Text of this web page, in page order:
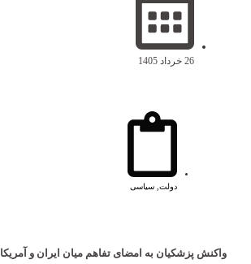
26 خرداد 1405
دولت سیاسی
واکنش پزشکیان به امضای تفاهم میان ایران و آمریکا